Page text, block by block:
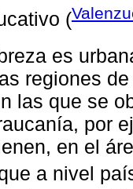
(
es
regiones
las que se
por
en el
a nivel